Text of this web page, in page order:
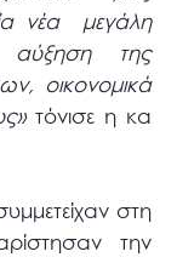
νέα μεγάλη
αύξηση της
οικονομικά
τόνισε η κα
στη
την